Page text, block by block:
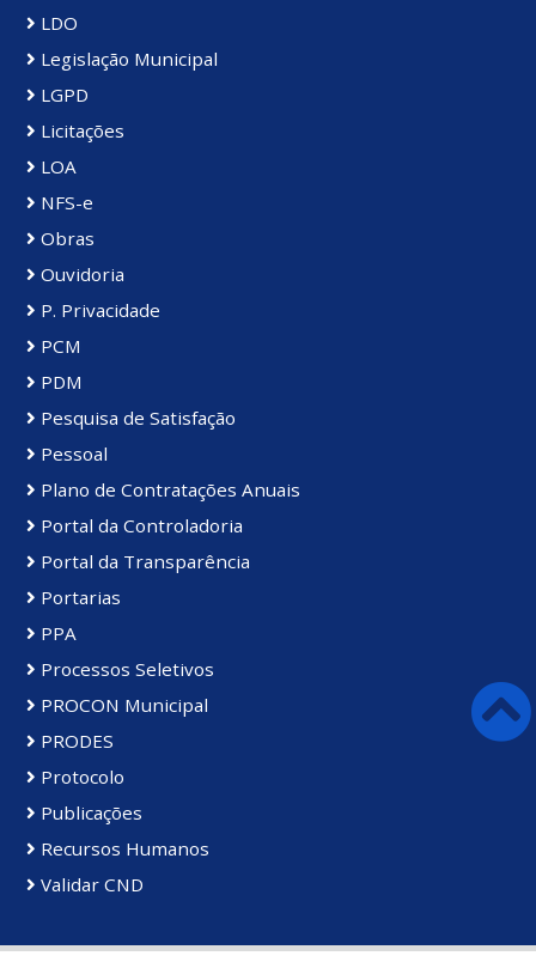
LDO
Legislação Municipal
LGPD
Licitações
LOA
NFS-e
Obras
Ouvidoria
P. Privacidade
PCM
PDM
Pesquisa de Satisfação
Pessoal
Plano de Contratações Anuais
Portal da Controladoria
Portal da Transparência
Portarias
PPA
Processos Seletivos
PROCON Municipal
PRODES
Protocolo
Publicações
Recursos Humanos
Validar CND